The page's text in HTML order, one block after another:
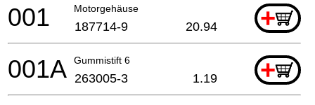
Motorgehäuse +
001 187714-9 20.94
Gummistift 6 +
001A 263005-3 1.19